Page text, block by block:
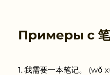
Примеры с
我需要一本笔记。